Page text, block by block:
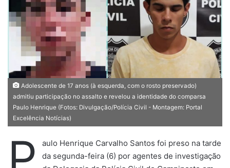
m
e
m
l
Adolescente de 17 anos (à esquerda, com o rosto preservado)
admitiu participação no assalto e revelou a identidade do comparsa
Paulo Henrique (Fotos: Divulgação/Polícia Civil - Montagem: Portal
Excelência Notícias)
aulo Henrique Carvalho Santos foi preso na tarde
da segunda-feira (6) por agentes de investigação